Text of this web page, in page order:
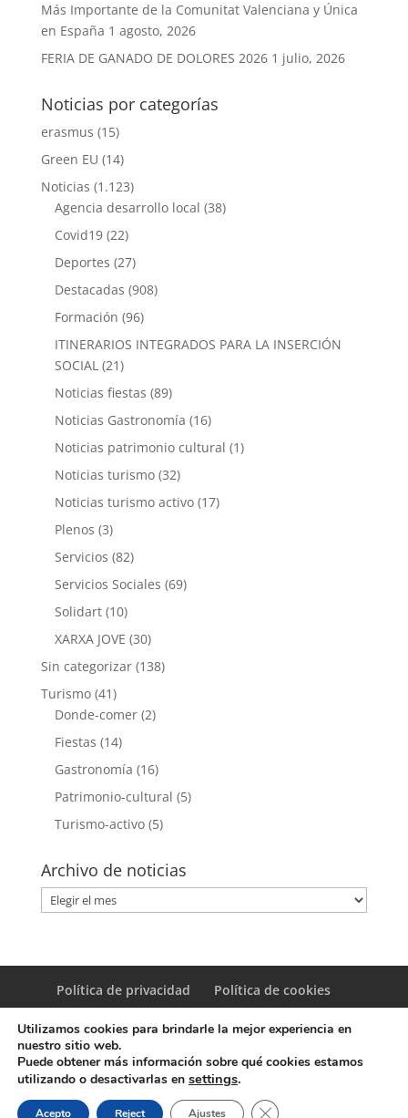
Más Importante de la Comunitat Valenciana y Única
en España 1 agosto, 2026
FERIA DE GANADO DE DOLORES 2026 1 julio, 2026
Noticias por categorías
erasmus (15)
Green EU (14)
Noticias (1.123)
Agencia desarrollo local (38)
Covid19(22)
Deportes (27)
Destacadas (908)
Formación (96)
ITINERARIOS INTEGRADOS PARA LA INSERCIÓN
SOCIAL(21)
Noticias fiestas (89)
Noticias Gastronomía (16)
Noticias patrimonio cultural (1)
Noticias turismo(32)
Noticias turismo activo(17)
Plenos (3)
Servicios (82)
Servicios Sociales (69)
Solidart(10)
XARXA JOVE (30)
Sin categorizar(138)
Turismo(41)
Donde-comer(2)
Fiestas (14)
Gastronomía (16)
Patrimonio-cultural (5)
Turismo-activo(5)
Archivo de noticias
Archivo
de
Política de privacidad Política de cookies
© Copyright Servicio de Informática y Telecomunicaciones.
Utilizamos cookies para brindarle la mejor experiencia en
nuestro sitio web.
Puede obtener más información sobre qué cookies estamos
utilizando o desactivarlas en settings.
Acepto Reject Ajustes Cerrar el banner de